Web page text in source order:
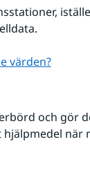
värden?
och gör
när